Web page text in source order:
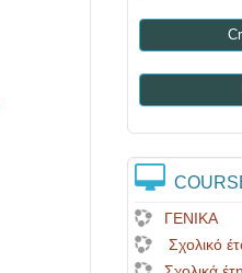
ΓΕΝΙΚΑ
Σχολικό